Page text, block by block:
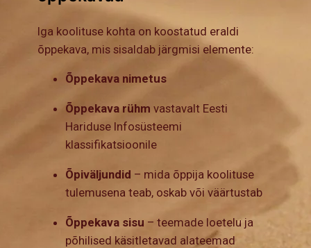
Iga koolituse kohta on koostatud eraldi
õppekava, mis sisaldab järgmisi elemente:
Õppekava nimetus
Õppekava rühm vastavalt Eesti
Hariduse Infosüsteemi
klassifikatsioonile
Õpiväljundid – mida õppija koolituse
tulemusena teab, oskab või väärtustab
Õppekava sisu – teemade loetelu ja
põhilised käsitletavad alateemad